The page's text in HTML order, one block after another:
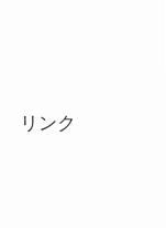
リンク